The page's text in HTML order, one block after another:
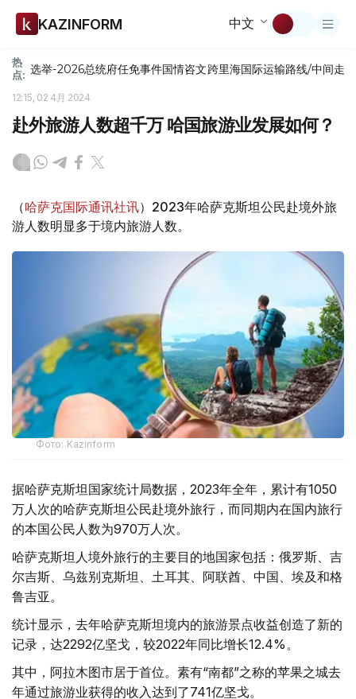
KAZINFORM 中文
热
点: 选举-2026总统府任免事件国情咨文跨里海国际运输路线/中间走廊
12:15, 02 4月 2024
赴外旅游人数超千万 哈国旅游业发展如何？
（哈萨克国际通讯社讯）2023年哈萨克斯坦公民赴境外旅
游人数明显多于境内旅游人数。
Фото: Kazinform
据哈萨克斯坦国家统计局数据，2023年全年，累计有1050
万人次的哈萨克斯坦公民赴境外旅行，而同期内在国内旅行
的本国公民人数为970万人次。
哈萨克斯坦人境外旅行的主要目的地国家包括：俄罗斯、吉
尔吉斯、乌兹别克斯坦、土耳其、阿联酋、中国、埃及和格
鲁吉亚。
统计显示，去年哈萨克斯坦境内的旅游景点收益创造了新的
记录，达2292亿坚戈，较2022年同比增长12.4%。
其中，阿拉木图市居于首位。素有“南都”之称的苹果之城去
年通过旅游业获得的收入达到了741亿坚戈。